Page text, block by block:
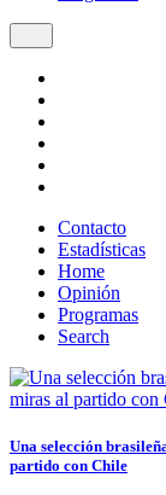
Contacto
Estadísticas
Home
Opinión
Programas
Search
Una selección
partido con Chile